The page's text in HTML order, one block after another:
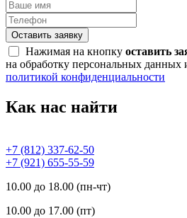
Оставить заявку
Нажимая на кнопку оставить
на обработку персональных данных
политикой конфиденциальности
Как нас найти
+7 (812) 337-62-50
+7 (921) 655-55-59
10.00 до 18.00 (пн-чт)
10.00 до 17.00 (пт)